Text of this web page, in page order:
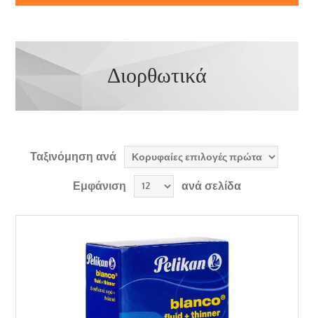
Διορθωτικά
Ταξινόμηση ανά
Εμφάνιση ανά σελίδα